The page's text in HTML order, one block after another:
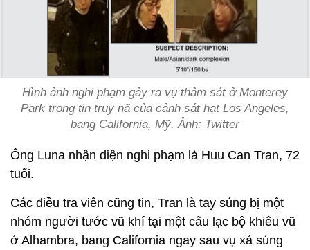
Hình ảnh nghi phạm gây ra vụ thảm sát ở Monterey
Park trong tin truy nã của cảnh sát hạt Los Angeles,
bang California, Mỹ. Ảnh: Twitter
Ông Luna nhận diện nghi phạm là Huu Can Tran, 72
tuổi.
Các điều tra viên cũng tin, Tran là tay súng bị một
nhóm người tước vũ khí tại một câu lạc bộ khiêu vũ
ở Alhambra, bang California ngay sau vụ xả súng